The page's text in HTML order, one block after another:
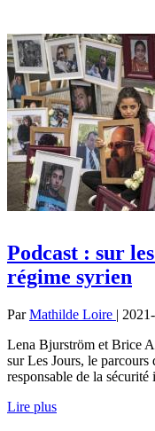
Podcast : sur
régime syrien
ParMathilde Loire |
Lena Bjurström et Brice
sur Les Jours, le
responsable de la
Lire plus